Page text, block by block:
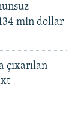
min dollar
çıxarılan